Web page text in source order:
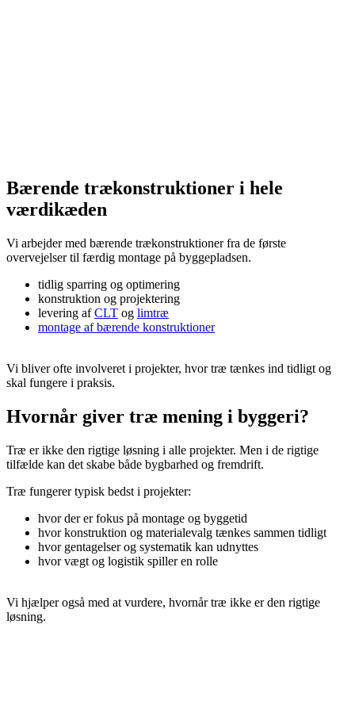
Bærende trækonstruktioner i hele
værdikæden
Vi arbejder med bærende trækonstruktioner fra de første
overvejelser til færdig montage på byggepladsen.
tidlig sparring og optimering
konstruktion og projektering
levering afCLT og limtræ
montage af bærende konstruktioner
Vi bliver ofte involveret i projekter, hvor træ tænkes ind tidligt og
skal fungere i praksis.
Hvornår giver træ mening i byggeri?
Træ er ikke den rigtige løsning i alle projekter. Men i de rigtige
tilfælde kan det skabe både bygbarhed og fremdrift.
Træ fungerer typisk bedst i projekter:
hvor der er fokus på montage og byggetid
hvor konstruktion og materialevalg tænkes sammen tidligt
hvor gentagelser og systematik kan udnyttes
hvor vægt og logistik spiller en rolle
Vi hjælper også med at vurdere, hvornår træ ikke er den rigtige
løsning.